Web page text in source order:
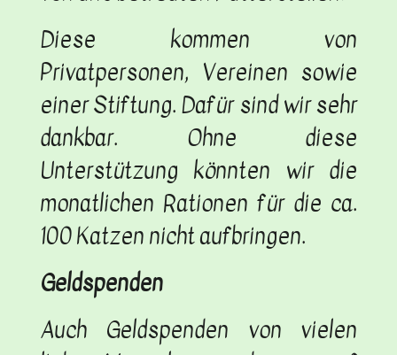
Diese kommen von
Privatpersonen, Vereinen sowie
einer Stiftung. Dafür sind wir sehr
dankbar. Ohne diese
Unterstützung könnten wir die
monatlichen Rationen für die ca.
100 Katzen nicht aufbringen.
Geldspenden
Auch Geldspenden von vielen